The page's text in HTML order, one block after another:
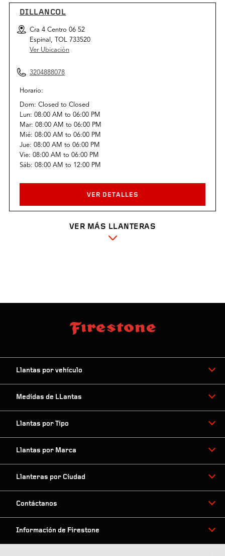
DILLANCOL
Cra 4 Centro 06 52
Espinal, TOL 733520
Ver Ubicación
3204888078
Horario:
Dom: Closed to Closed
Lun: 08:00 AM to 06:00 PM
Mar: 08:00 AM to 06:00 PM
Mié: 08:00 AM to 06:00 PM
Jue: 08:00 AM to 06:00 PM
Vie: 08:00 AM to 06:00 PM
Sáb: 08:00 AM to 12:00 PM
VER DETALLES
VER MÁS LLANTERAS
Llantas por vehículo
Medidas de LLantas
Llantas por Tipo
Llantas por Marca
Llanteras por Ciudad
Contáctanos
Información de Firestone